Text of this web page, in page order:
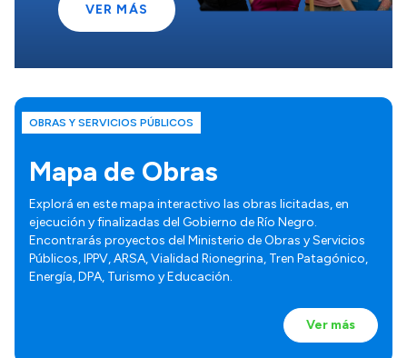
VER MÁS
Mapa de Obras
OBRAS Y SERVICIOS PÚBLICOS
Explorá en este mapa interactivo las obras licitadas, en
ejecución y finalizadas del Gobierno de Río Negro.
Encontrarás proyectos del Ministerio de Obras y Servicios
Públicos, IPPV, ARSA, Vialidad Rionegrina, Tren Patagónico,
Energía, DPA, Turismo y Educación.
Ver más